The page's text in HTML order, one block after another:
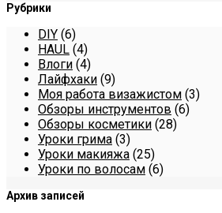
Рубрики
DIY (6)
HAUL (4)
Влоги (4)
Лайфхаки (9)
Моя работа визажистом (3)
Обзоры инструментов (6)
Обзоры косметики (28)
Уроки грима (3)
Уроки макияжа (25)
Уроки по волосам (6)
Архив записей